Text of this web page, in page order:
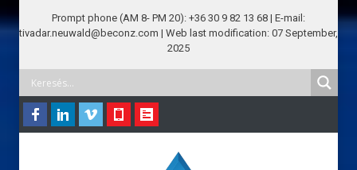
Prompt phone (AM 8- PM 20): +36 30 9 82 13 68 | E-mail:
tivadar.neuwald@beconz.com | Web last modification: 07 September,
2025